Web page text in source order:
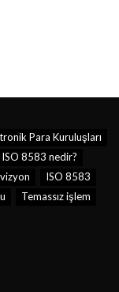
Para Kuruluşları
ISO 8583 nedir?
ISO 8583
Temassız işlem